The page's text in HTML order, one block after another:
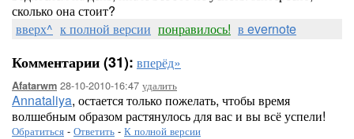
сколько она стоит?
вверх^ к полной версии понравилось! в evernote
Комментарии (31): вперёд»
Afatarwm 28-10-2010-16:47 удалить
Annataliya, остается только пожелать, чтобы время
волшебным образом растянулось для вас и вы всё успели!
Обратиться - Ответить - К полной версии